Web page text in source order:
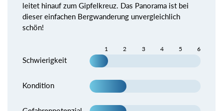
leitet hinauf zum Gipfelkreuz. Das Panorama ist bei
dieser einfachen Bergwanderung unvergleichlich
schön!
1 2 3 4 5 6
Schwierigkeit
Kondition